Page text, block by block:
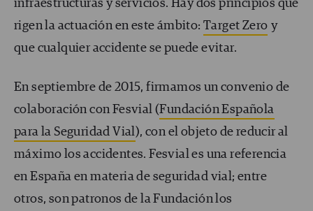
infraestructuras y servicios. Hay dos principios que
rigen la actuación en este ámbito: Target Zero y
que cualquier accidente se puede evitar.
En septiembre de 2015, firmamos un convenio de
colaboración con Fesvial (Fundación Española
para la Seguridad Vial), con el objeto de reducir al
máximo los accidentes. Fesvial es una referencia
en España en materia de seguridad vial; entre
otros, son patronos de la Fundación los